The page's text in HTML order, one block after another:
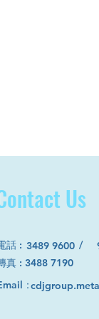
話 : /
：
Us
3489 9600
真 : 3488 7190